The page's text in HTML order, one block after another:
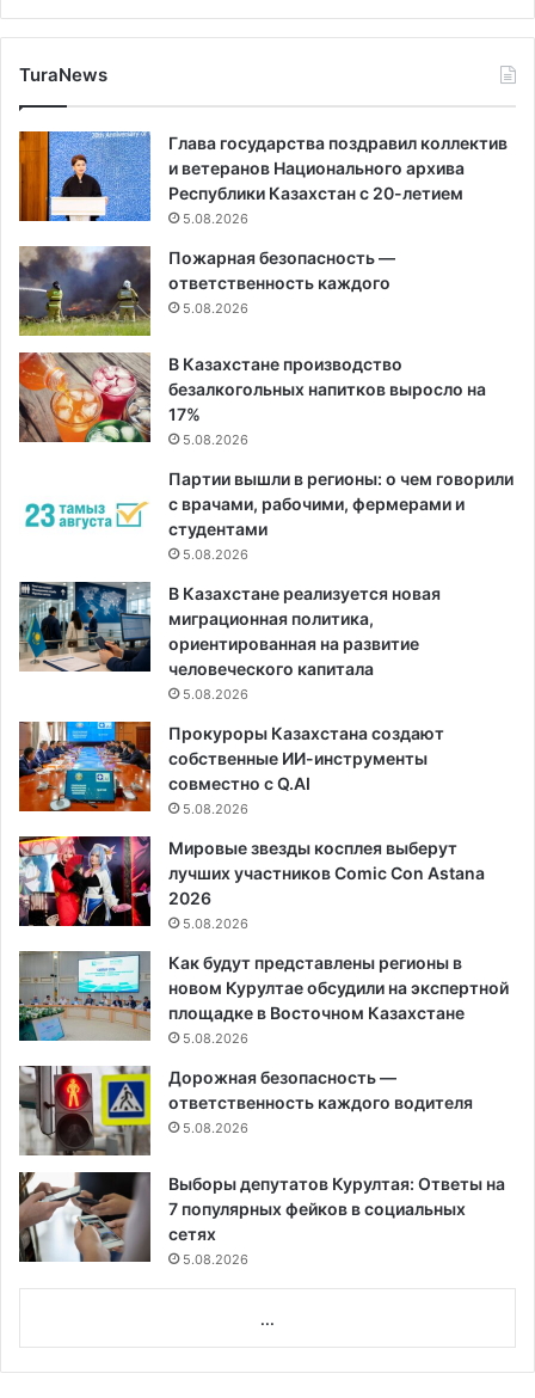
TuraNews
Глава государства поздравил коллектив
и ветеранов Национального архива
Республики Казахстан с 20-летием
5.08.2026
Пожарная безопасность —
ответственность каждого
5.08.2026
В Казахстане производство
безалкогольных напитков выросло на
17%
5.08.2026
Партии вышли в регионы: о чем говорили
с врачами, рабочими, фермерами и
студентами
5.08.2026
В Казахстане реализуется новая
миграционная политика,
ориентированная на развитие
человеческого капитала
5.08.2026
Прокуроры Казахстана создают
собственные ИИ-инструменты
совместно с Q.AI
5.08.2026
Мировые звезды косплея выберут
лучших участников Comic Con Astana
2026
5.08.2026
Как будут представлены регионы в
новом Курултае обсудили на экспертной
площадке в Восточном Казахстане
5.08.2026
Дорожная безопасность —
ответственность каждого водителя
5.08.2026
Выборы депутатов Курултая: Ответы на
7 популярных фейков в социальных
сетях
5.08.2026
...